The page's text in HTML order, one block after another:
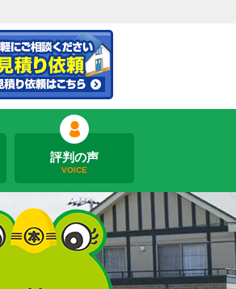
評判の声
VOICE